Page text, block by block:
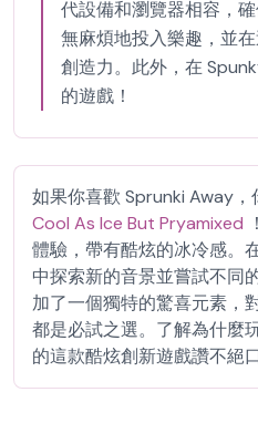
代設備和瀏覽器相容，
無麻煩地投入樂趣，並
創造力。此外，在
的遊戲！
如果你喜歡 Sprunki Away，
Cool As Ice But Pryamixed
體驗，帶有酷炫的冰冷感。
中探索新的音景並嘗試不同
加了一個獨特的驚喜元素，
都是必試之選。了解為什麼
的這款酷炫創新遊戲讚不絕